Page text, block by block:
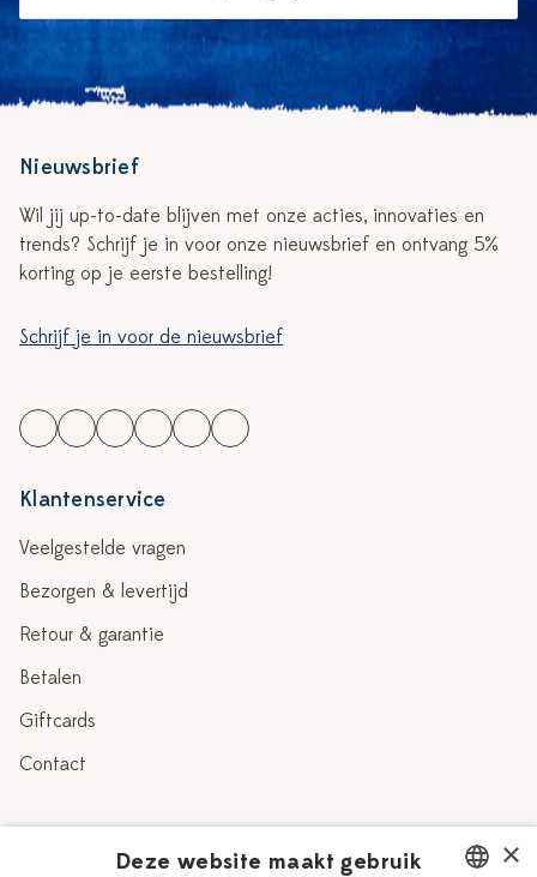
Nieuwsbrief
Wil jij up-to-date blijven met onze acties, innovaties en
trends? Schrijf je in voor onze nieuwsbrief en ontvang 5%
korting op je eerste bestelling!
Schrijf je in voor de nieuwsbrief
Klantenservice
Veelgestelde vragen
Bezorgen & levertijd
Retour & garantie
Betalen
Giftcards
Contact
×
Deze website maakt gebruik